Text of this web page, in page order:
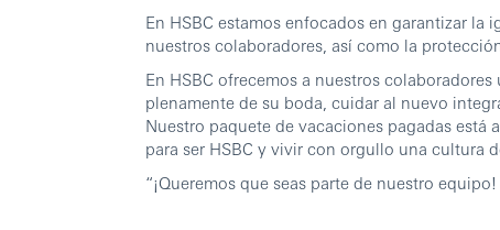
En HSBC estamos enfocados en garantizar
nuestros colaboradores, así como la
En HSBC ofrecemos a nuestros
plenamente de su boda, cuidar al nuevo
Nuestro paquete de vacaciones pagadas está
para ser HSBC y vivir con orgullo una cultura
“¡Queremos que seas parte de nuestro